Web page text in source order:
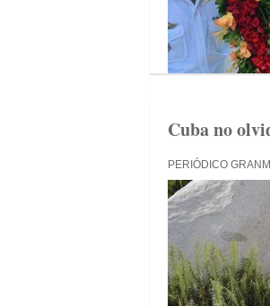
Cuba no
PERIÓDICO